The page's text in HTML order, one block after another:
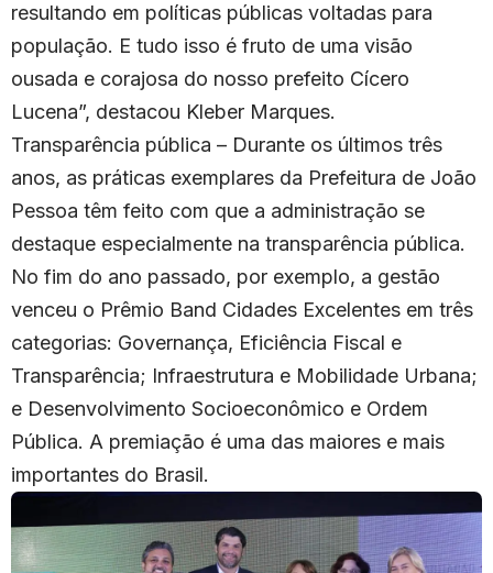
resultando em políticas públicas voltadas para
população. E tudo isso é fruto de uma visão
ousada e corajosa do nosso prefeito Cícero
Lucena”, destacou Kleber Marques.
Transparência pública – Durante os últimos três
anos, as práticas exemplares da Prefeitura de João
Pessoa têm feito com que a administração se
destaque especialmente na transparência pública.
No fim do ano passado, por exemplo, a gestão
venceu o Prêmio Band Cidades Excelentes em três
categorias: Governança, Eficiência Fiscal e
Transparência; Infraestrutura e Mobilidade Urbana;
e Desenvolvimento Socioeconômico e Ordem
Pública. A premiação é uma das maiores e mais
importantes do Brasil.